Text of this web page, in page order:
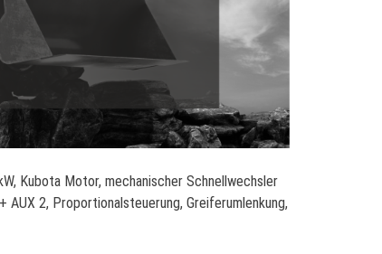
Kubota Motor, mechanischer Schnellwechsler
AUX 2, Proportionalsteuerung, Greiferumlenkung,